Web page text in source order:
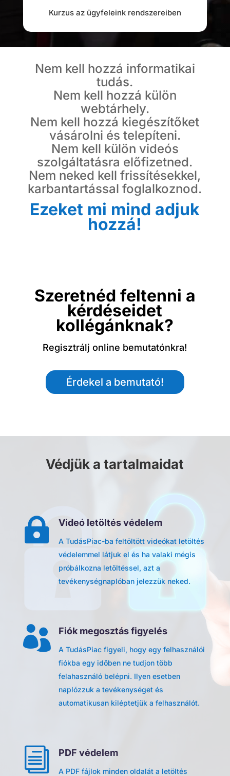
Kurzus az ügyfeleink rendszereiben
Nem kell hozzá informatikai
tudás.
Nem kell hozzá külön
webtárhely.
Nem kell hozzá kiegészítőket
vásárolni és telepíteni.
Nem kell külön videós
szolgáltatásra előfizetned.
Nem neked kell frissítésekkel,
karbantartással foglalkoznod.
Ezeket mi mind adjuk
hozzá!
Szeretnéd feltenni a
kérdéseidet
kollégánknak?
Regisztrálj online bemutatónkra!
Érdekel a bemutató!
Védjük a tartalmaidat
 Videó letöltés védelem
A TudásPiac-ba feltöltött videókat letöltés
védelemmel látjuk el és ha valaki mégis
próbálkozna letöltéssel, azt a
tevékenységnaplóban jelezzük neked.
 Fiók megosztás figyelés
A TudásPiac figyeli, hogy egy felhasználói
fiókba egy időben ne tudjon több
felahasználó belépni. Ilyen esetben
naplózzuk a tevékenységet és
automatikusan kiléptetjük a felhasználót.
i PDF védelem
A PDF fájlok minden oldalát a letöltés